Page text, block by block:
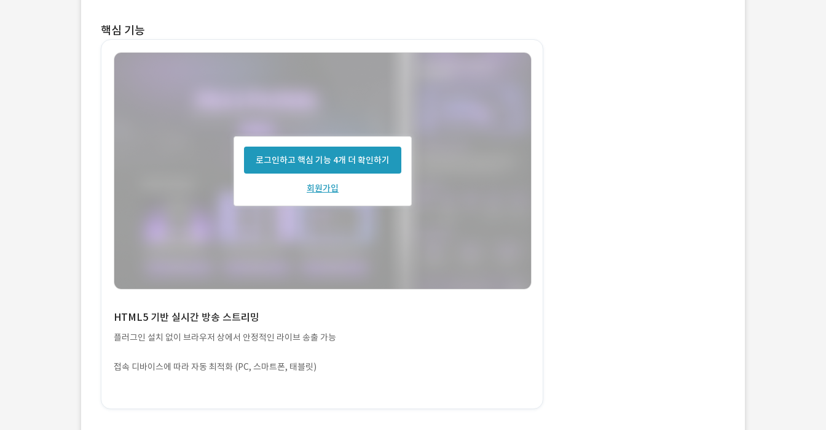
핵심 기능
로그인하고 핵심 기능 4개 더 확인하기
회원가입
HTML5 기반 실시간 방송 스트리밍
플러그인 설치 없이 브라우저 상에서 안정적인 라이브 송출 가능
접속 디바이스에 따라 자동 최적화 (PC, 스마트폰, 태블릿)